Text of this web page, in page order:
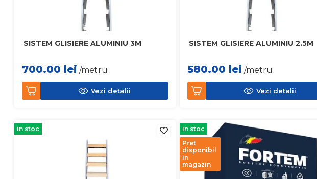
SISTEM GLISIERE ALUMINIU 3M
700.00 lei /metru
Vezi detalii
SISTEM GLISIERE ALUMINIU 2.5M
580.00 lei /metru
Vezi detalii
in stoc
in stoc
Pret
disponibil
in
magazin